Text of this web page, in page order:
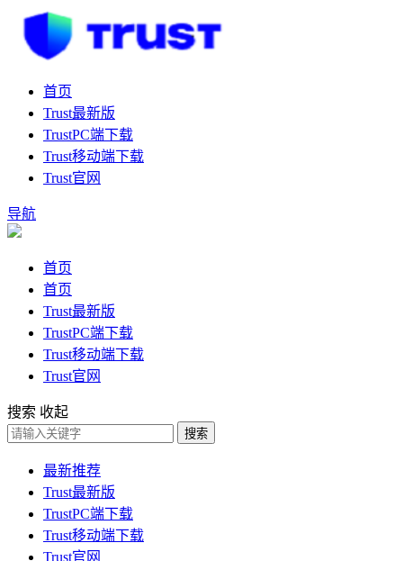
首页
Trust最新版
TrustPC端下载
Trust移动端下载
Trust官网
导航
首页
首页
Trust最新版
TrustPC端下载
Trust移动端下载
Trust官网
搜索 收起
搜索
最新推荐
Trust最新版
TrustPC端下载
Trust移动端下载
Trust官网